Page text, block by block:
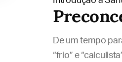
De um tempo
“frio” e